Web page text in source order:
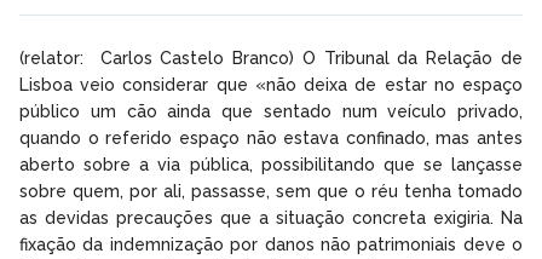
(relator: Carlos Castelo Branco) O Tribunal da Relação de
Lisboa veio considerar que «não deixa de estar no espaço
público um cão ainda que sentado num veículo privado,
quando o referido espaço não estava confinado, mas antes
aberto sobre a via pública, possibilitando que se lançasse
sobre quem, por ali, passasse, sem que o réu tenha tomado
as devidas precauções que a situação concreta exigiria. Na
fixação da indemnização por danos não patrimoniais deve o